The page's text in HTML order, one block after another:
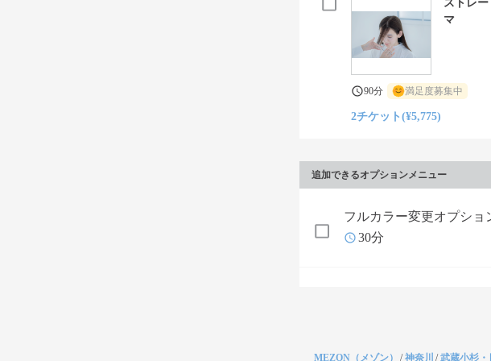
ストレ
マ
90分 満足度募集中
2チケット(¥5,775)
追加できるオプションメニュー
フルカラー変更オプショ
30分
MEZON（メゾン） /神奈川 /武蔵小杉・